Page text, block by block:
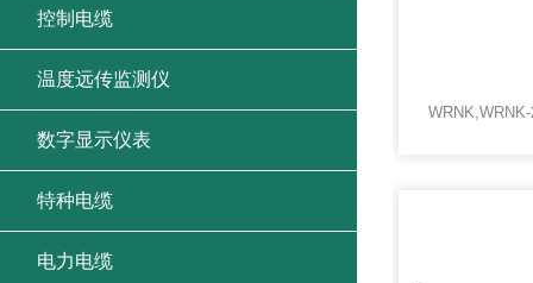
控制电缆
温度远传监测仪
数字显示仪表
特种电缆
电力电缆